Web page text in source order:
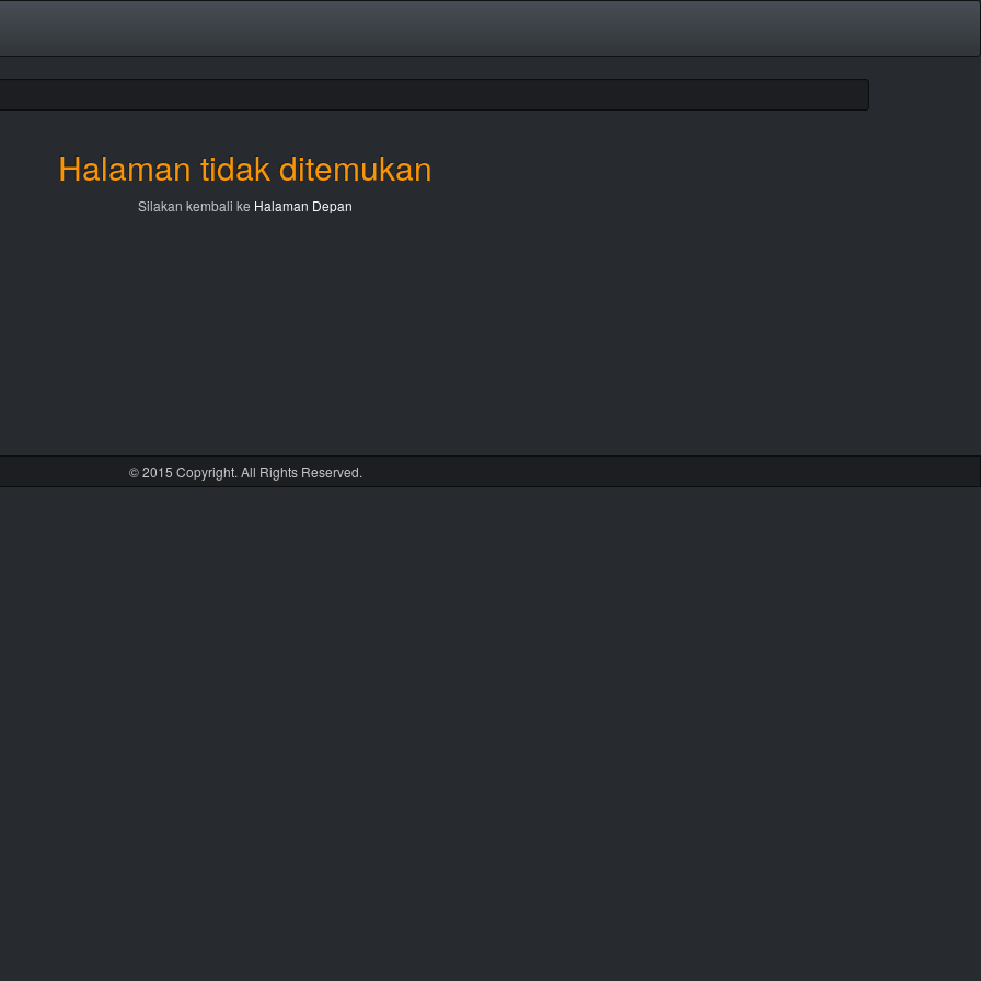
Halaman tidak ditemukan
Silakan kembali ke Halaman Depan
© 2015 Copyright. All Rights Reserved.